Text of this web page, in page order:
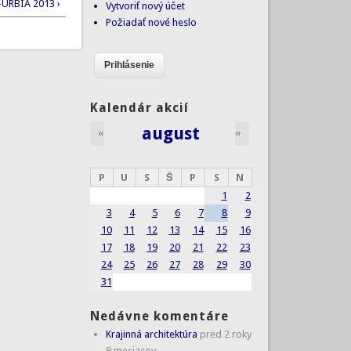
2013 ›
Vytvoriť nový účet
Požiadať nové heslo
Kalendár akcií
august
« »
P U S Š P S
N
1
2
3
4 5 6 7 8
9
10
11 12 13 14 15
16
17
18 19 20 21 22
23
24
25 26 27 28 29
30
31
Nedávne komentáre
Krajinná architektúra pred 2 roky